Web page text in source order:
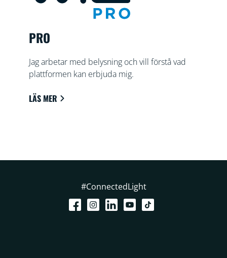
PRO
Jag arbetar med belysning och vill förstå vad
plattformen kan erbjuda mig.
LÄS MER
#ConnectedLight